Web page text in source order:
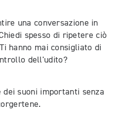
una conversazione in
spesso di ripetere ciò
hanno mai consigliato di
dell'udito?
suoni importanti senza